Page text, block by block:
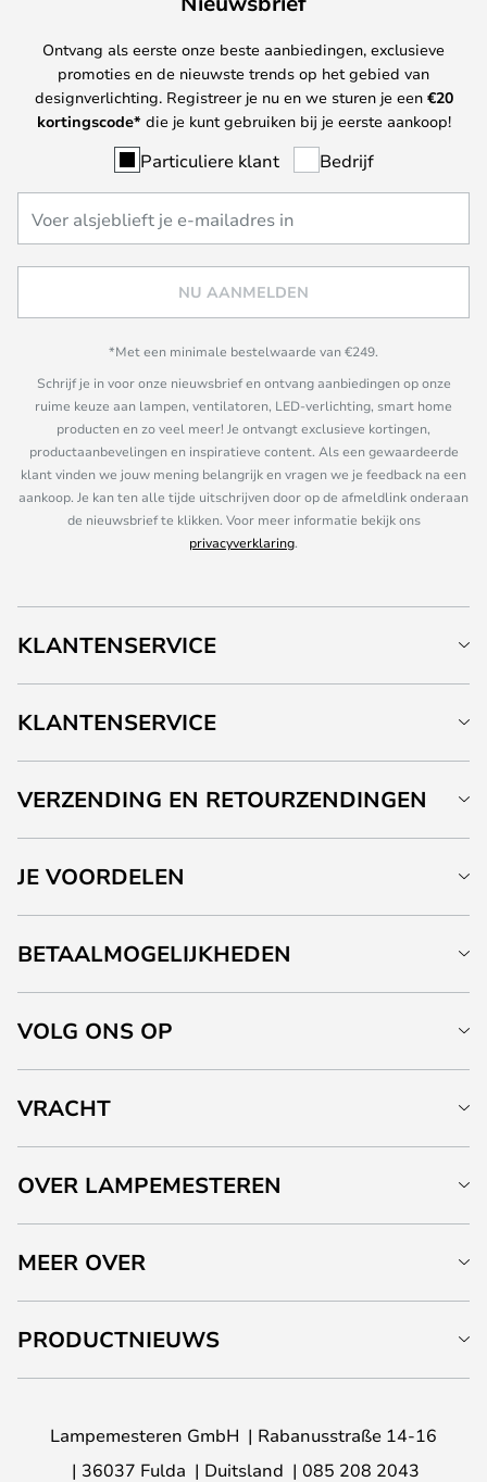
Ontvang als eerste onze beste aanbiedingen, exclusieve
promoties en de nieuwste trends op het gebied van
designverlichting. Registreer je nu en we sturen je een €20
kortingscode* die je kunt gebruiken bij je eerste aankoop!
Particuliere klant Bedrijf
NU AANMELDEN
*Met een minimale bestelwaarde van €249.
Schrijf je in voor onze nieuwsbrief en ontvang aanbiedingen op onze
ruime keuze aan lampen, ventilatoren, LED-verlichting, smart home
producten en zo veel meer! Je ontvangt exclusieve kortingen,
productaanbevelingen en inspiratieve content. Als een gewaardeerde
klant vinden we jouw mening belangrijk en vragen we je feedback na een
aankoop. Je kan ten alle tijde uitschrijven door op de afmeldlink onderaan
de nieuwsbrief te klikken. Voor meer informatie bekijk ons
privacyverklaring.
KLANTENSERVICE
KLANTENSERVICE
VERZENDING EN RETOURZENDINGEN
JE VOORDELEN
BETAALMOGELIJKHEDEN
VOLG ONS OP
VRACHT
OVER LAMPEMESTEREN
MEER OVER
PRODUCTNIEUWS
Lampemesteren GmbH
Rabanusstraße 14-16
36037 Fulda
Duitsland 085 208 2043